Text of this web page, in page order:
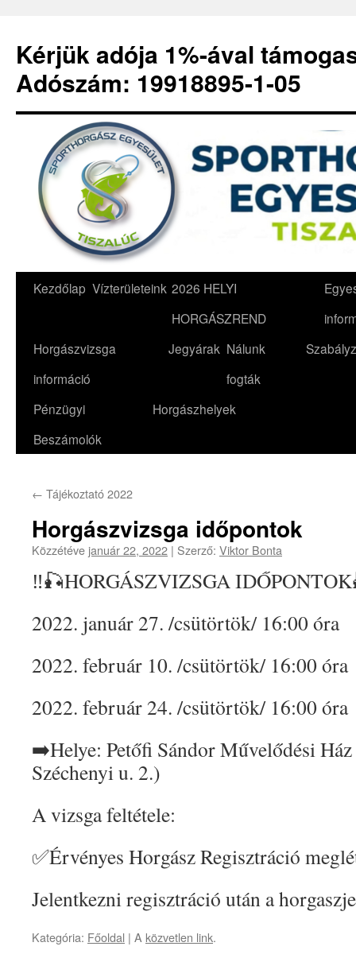
Kérjük adója 1%-ával
Adószám: 19918895-1-05
Kilépés
tartalomba
Kezdőlap Vízterületeink 2026 HELYI
HORGÁSZREND
Horgászvizsga
információ
Jegyárak Nálunk
fogták
Pénzügyi
Beszámolók
Horgászhelyek
← Tájékoztató 2022
Horgászvizsga időpontok
Közzétéve január 22, 2022 | Szerző: Viktor Bonta
‼️🎣HORGÁSZVIZSGA
2022. január 27. /csütörtök/ 16:00 óra
2022. február 10. /csütörtök/ 16:00 óra
2022. február 24. /csütörtök/ 16:00 óra
➡️Helye: Petőfi Sándor Művelődési
Széchenyi u. 2.)
A vizsga feltétele:
✅Érvényes Horgász Regisztráció
Jelentkezni regisztráció után a
Kategória: Főoldal | A közvetlen link.